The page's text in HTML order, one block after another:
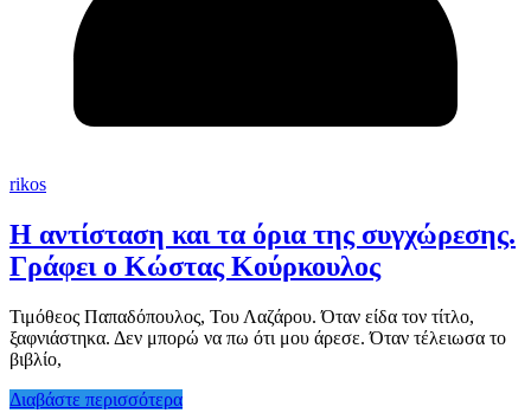
rikos
Η αντίσταση και τα όρια της συγχώρεσης.
Γράφει ο Κώστας Κούρκουλος
Τιμόθεος Παπαδόπουλος, Του Λαζάρου. Όταν είδα τον τίτλο,
ξαφνιάστηκα. Δεν μπορώ να πω ότι μου άρεσε. Όταν τέλειωσα το
βιβλίο,
Διαβάστε περισσότερα